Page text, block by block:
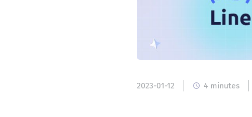
2023-01-12 4 minutes